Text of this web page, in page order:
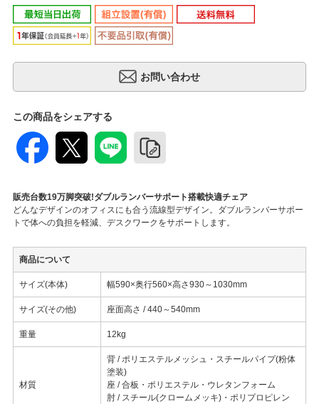
この商品をシェアする
販売台数19万脚突破!ダブルランバーサポート搭載快適チェア
どんなデザインのオフィスにも合う流線型デザイン。ダブルランバーサポー
トで体への負担を軽減、デスクワークをサポートします。
商品について
サイズ(本体) 幅590×奥行560×高さ930～1030mm
サイズ(その他) 座面高さ / 440～540mm
重量 12kg
材質
背 / ポリエステルメッシュ・スチールパイプ(粉体
塗装)
座 / 合板・ポリエステル・ウレタンフォーム
肘 / スチール(クロームメッキ)・ポリプロピレン